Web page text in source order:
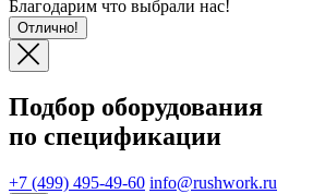
Благодарим что выбрали нас!
Отлично!
Подбор оборудования
по спецификации
+7 (499) 495-49-60 info@rushwork.ru